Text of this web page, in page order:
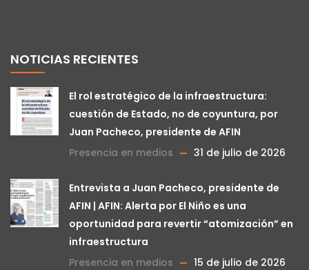
NOTICIAS RECIENTES
El rol estratégico de la infraestructura:
cuestión de Estado, no de coyuntura, por
Juan Pacheco, presidente de AFIN
Presencia en medios
31 de julio de 2026
Entrevista a Juan Pacheco, presidente de
AFIN | AFIN: Alerta por El Niño es una
oportunidad para revertir “atomización” en
infraestructura
Presencia en medios
15 de julio de 2026